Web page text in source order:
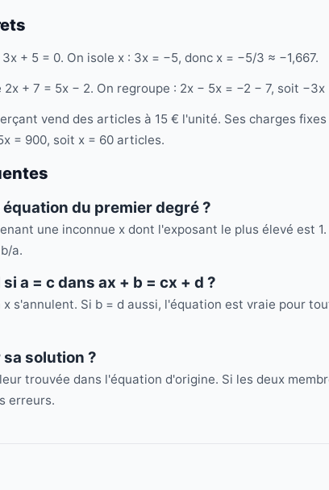
+ 5 = 0. On isole x : 3x = −5, donc x = −5/3 ≈ −1,667.
2x + 7 = 5x − 2. On regroupe : 2x − 5x = −2 − 7, soit
vend des articles à 15 € l'unité. Ses charges
= 900, soit x = 60 articles.
du premier degré ?
une inconnue x dont l'exposant le plus élevé est
a.
a = c dans ax + b = cx + d ?
x s'annulent. Si b = d aussi, l'équation est vraie pour
solution ?
trouvée dans l'équation d'origine. Si les deux
erreurs.